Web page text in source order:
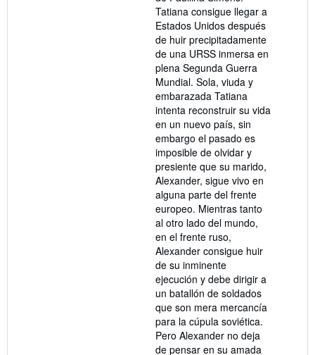
Tatiana consigue llegar a
Estados Unidos después
de huir precipitadamente
de una URSS inmersa en
plena Segunda Guerra
Mundial. Sola, viuda y
embarazada Tatiana
intenta reconstruir su vida
en un nuevo país, sin
embargo el pasado es
imposible de olvidar y
presiente que su marido,
Alexander, sigue vivo en
alguna parte del frente
europeo. Mientras tanto
al otro lado del mundo,
en el frente ruso,
Alexander consigue huir
de su inminente
ejecución y debe dirigir a
un batallón de soldados
que son mera mercancía
para la cúpula soviética.
Pero Alexander no deja
de pensar en su amada